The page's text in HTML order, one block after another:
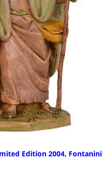
Edition 2004, Fontanini